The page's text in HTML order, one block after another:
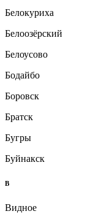
Белокуриха
Белоозёрский
Белоусово
Бодайбо
Боровск
Братск
Бугры
Буйнакск
В
Видное